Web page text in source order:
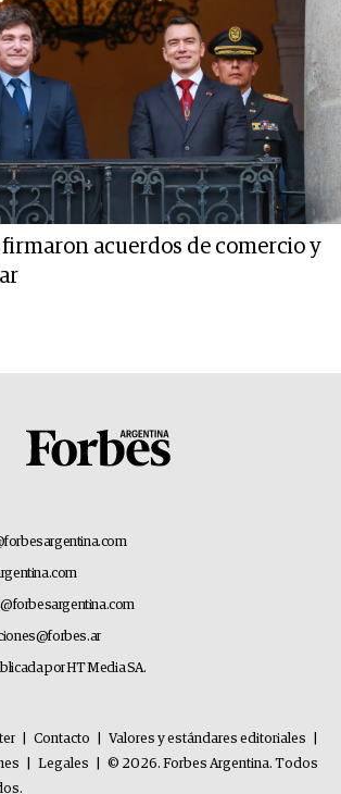
acuerdos de comercio y
por HT Media SA.
Contacto Valores y estándares editoriales
Legales
© 2026. Forbes Argentina. Todos